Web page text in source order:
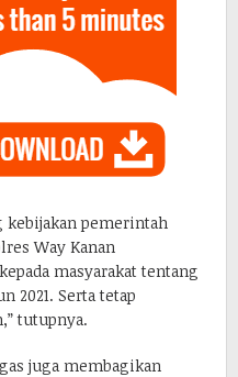
kebijakan pemerintah
Way Kanan
masyarakat tentang
2021. Serta tetap
tutupnya.
juga membagikan